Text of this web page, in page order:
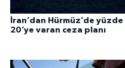
İran’dan Hürmüz’de yüzde
20’ye varan ceza planı